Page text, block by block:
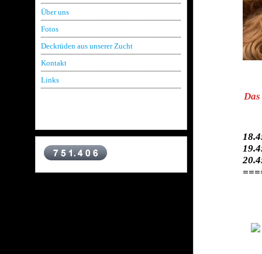
Über uns
Fotos
Deckrüden aus unserer Zucht
Kontakt
Links